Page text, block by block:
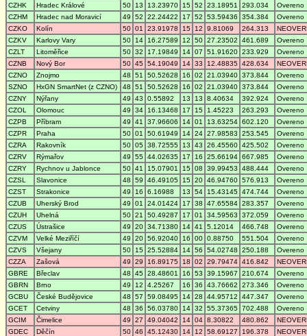
CZHK
Hradec Králové 50 13 13.23970 15 52 23.18951 293.034
Overeno
CZHM
Hradec nad Moravicí 49 52 22.24422 17 52 53.59436 354.384
Overeno
CZKO
Kolín 50 01 23.91978 15 12 9.81069 264.313
CZKV
Karlovy Vary 50 14 16.27589 12 50 27.23502 461.689
Overeno
CZLT
Litoměřice 50 32 17.19849 14 07 51.91620 233.929
Overeno
CZNB
Nový Bor 50 45 54.19049 14 33 12.48835 428.634
CZNO
Znojmo 48 51 50.52628 16 02 21.03940 373.844
Overeno
SZNO
HxGN SmartNet (z CZNO) 48 51 50.52628 16 02 21.03940 373.844
Overeno
CZNY
Nýřany 49 43 0.55892 13 13 8.40634 392.924
Overeno
CZOL
Olomouc 49 34 16.13468 17 15 1.45223 263.293
Overeno
CZPB
Příbram 49 41 37.96606 14 01 13.63254 602.120
Overeno
CZPR
Praha 50 01 50.61949 14 24 27.98583 253.545
Overeno
CZRA
Rakovník 50 05 38.72555 13 43 26.45560 425.502
Overeno
CZRV
Rýmařov 49 55 44.02635 17 16 25.66194 667.985
Overeno
CZRY
Rychnov u Jablonce 50 41 15.07901 15 08 39.99453 488.444
Overeno
CZSL
Slavonice 48 59 46.49105 15 20 46.94760 576.913
Overeno
CZST
Strakonice 49 16 6.16988 13 54 15.43145 474.744
Overeno
CZUB
Uherský Brod 49 01 24.01424 17 38 47.65584 283.357
Overeno
CZUH
Uhelná 50 21 50.49287 17 01 34.59563 372.059
Overeno
CZUS
Ústrašice 49 20 34.71380 14 41 5.12014 466.748
Overeno
CZVM
Velké Meziříčí 49 20 56.92040 16 00 0.88750 551.504
Overeno
CZVS
Všejany 50 15 25.52884 14 56 54.02748 250.188
Overeno
CZZA
Zašová 49 29 16.89175 18 02 29.79474 416.842
GBRE
Břeclav 48 45 28.48601 16 53 39.15967 210.674
Overeno
GBRN
Brno 49 12 4.25267 16 36 43.76662 273.346
Overeno
GCBU
České Budějovice 48 57 59.08495 14 28 44.95712 447.347
Overeno
GCET
Cetviny 48 36 56.03780 14 32 55.37365 702.488
Overeno
GCIM
Čimelice 49 27 49.04042 14 04 8.30822 480.862
GDEC
Děčín 50 46 45.12430 14 12 58.69127 196.378